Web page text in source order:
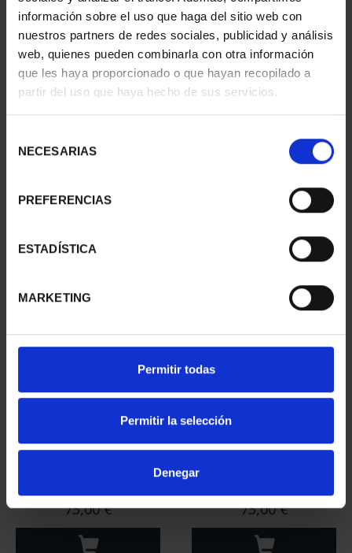
información sobre el uso que haga del sitio web con
nuestros partners de redes sociales, publicidad y análisis
web, quienes pueden combinarla con otra información
que les haya proporcionado o que hayan recopilado a
partir del uso que haya hecho de sus servicios.
NECESARIAS
PREFERENCIAS
ESTADÍSTICA
MARKETING
Permitir todas
Permitir la selección
Denegar
- MADRID
73,00 €
- PAMPLONA
CAPITALES ESPAÑOLAS
- ALICANTE
73,00 €
CAPITALES ESPAÑOLAS
- MELILLA
73,00 €